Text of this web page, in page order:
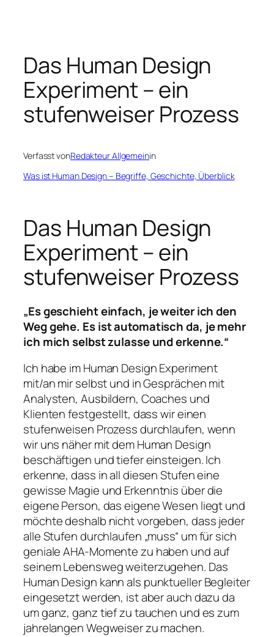
springen
Das Human Design
Experiment – ein
stufenweiser Prozess
Verfasst vonRedakteur Allgemeinin
Was ist Human Design – Begriffe, Geschichte, Überblick
Das Human Design
Experiment – ein
stufenweiser Prozess
„Es geschieht einfach, je weiter ich den
Weg gehe. Es ist automatisch da, je mehr
ich mich selbst zulasse und erkenne.“
Ich habe im Human Design Experiment
mit/an mir selbst und in Gesprächen mit
Analysten, Ausbildern, Coaches und
Klienten festgestellt, dass wir einen
stufenweisen Prozess durchlaufen, wenn
wir uns näher mit dem Human Design
beschäftigen und tiefer einsteigen. Ich
erkenne, dass in all diesen Stufen eine
gewisse Magie und Erkenntnis über die
eigene Person, das eigene Wesen liegt und
möchte deshalb nicht vorgeben, dass jeder
alle Stufen durchlaufen „muss“ um für sich
geniale AHA-Momente zu haben und auf
seinem Lebensweg weiterzugehen. Das
Human Design kann als punktueller Begleiter
eingesetzt werden, ist aber auch dazu da
um ganz, ganz tief zu tauchen und es zum
jahrelangen Wegweiser zu machen.